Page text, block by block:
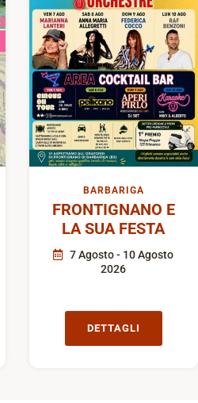
BARBARIGA
FRONTIGNANO E
LA SUA FESTA
7 Agosto - 10 Agosto
2026
DETTAGLI